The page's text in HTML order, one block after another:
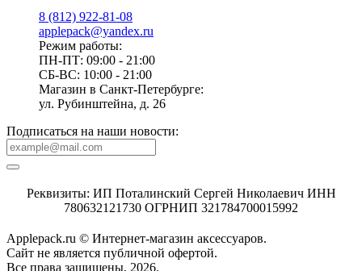
8 (812) 922-81-08
applepack@yandex.ru
Режим работы:
ПН-ПТ: 09:00 - 21:00
СБ-ВС: 10:00 - 21:00
Магазин в Санкт-Петербурге:
ул. Рубинштейна, д. 26
Подписаться на наши новости:
Реквизиты: ИП Поталинский Сергей Николаевич ИНН
780632121730 ОГРНИП 321784700015992
Applepack.ru © Интернет-магазин аксессуаров.
Cайт не является публичной офертой.
Все права защищены, 2026.